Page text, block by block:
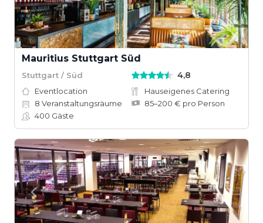
Mauritius Stuttgart Süd
Stuttgart / Süd 4,8
Eventlocation
Hauseigenes Catering
8 Veranstaltungsräume
85–200 € pro Person
400 Gäste